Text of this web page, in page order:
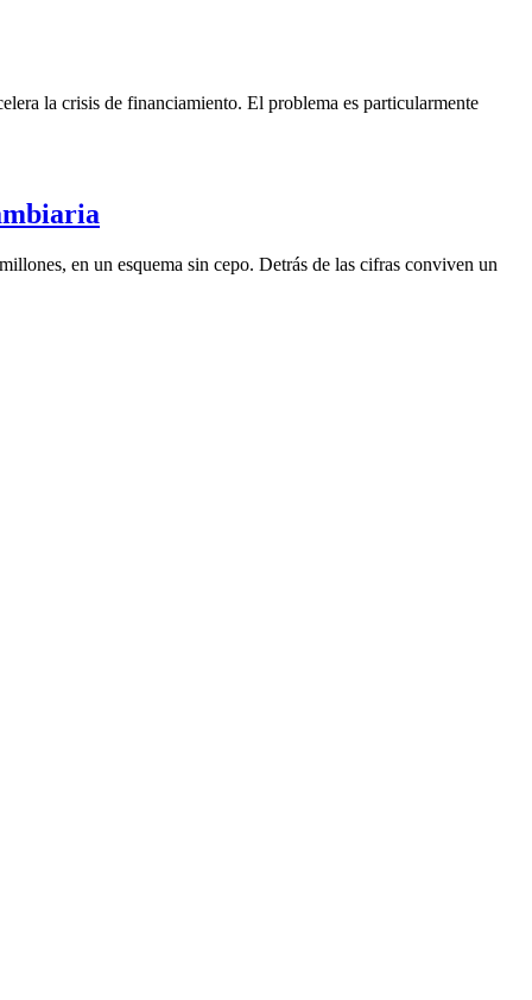
la crisis de financiamiento. El problema es particularmente
en un esquema sin cepo. Detrás de las cifras conviven un